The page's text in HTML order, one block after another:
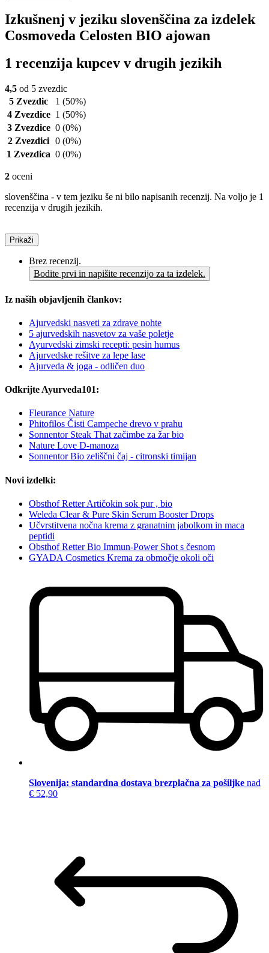
Izkušnenj v jeziku slovenščina za izdelek
Cosmoveda Celosten BIO ajowan
1 recenzija kupcev v drugih jezikih
4,5 od 5 zvezdic
5 Zvezdic
1 (50%)
4 Zvezdice 1 (50%)
3 Zvezdice 0 (0%)
2 Zvezdici 0 (0%)
1 Zvezdica 0 (0%)
2 oceni
slovenščina - v tem jeziku še ni bilo napisanih recenzij. Na voljo je 1
recenzija v drugih jezikih.
Prikaži
Brez recenzij.
Bodite prvi in napišite recenzijo za ta izdelek.
Iz naših objavljenih člankov:
Ajurvedski nasveti za zdrave nohte
5 ajurvedskih nasvetov za vaše poletje
Ayurvedski zimski recepti: pesin humus
Ajurvedske rešitve za lepe lase
Ajurveda & joga - odličen duo
Odkrijte Ayurveda101:
Fleurance Nature
Phitofilos Čisti Campeche drevo v prahu
Sonnentor Steak That začimbe za žar bio
Nature Love D-manoza
Sonnentor Bio zeliščni čaj - citronski timijan
Novi izdelki:
Obsthof Retter Artičokin sok pur , bio
Weleda Clear & Pure Skin Serum Booster Drops
Učvrstitvena nočna krema z granatnim jabolkom in maca
peptidi
Obsthof Retter Bio Immun-Power Shot s česnom
GYADA Cosmetics Krema za območje okoli oči
Slovenija: standardna dostava brezplačna za pošiljke nad
€ 52,90